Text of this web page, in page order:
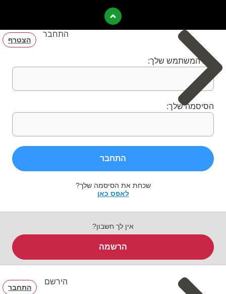
התחבר
הצטרף
שם המשתמש שלך:
הסיסמה שלך:
התחבר
שכחת את הסיסמה שלך?
לאפס כאן
אין לך חשבון?
הרשמה
הירשם
התחבר